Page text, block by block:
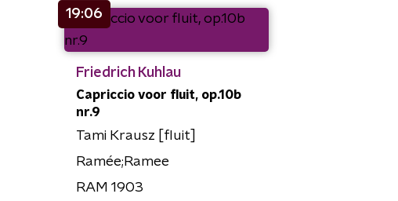
19:06
Friedrich Kuhlau
Capriccio voor fluit, op.10b
nr.9
Tami Krausz [fluit]
Ramée;Ramee
RAM 1903